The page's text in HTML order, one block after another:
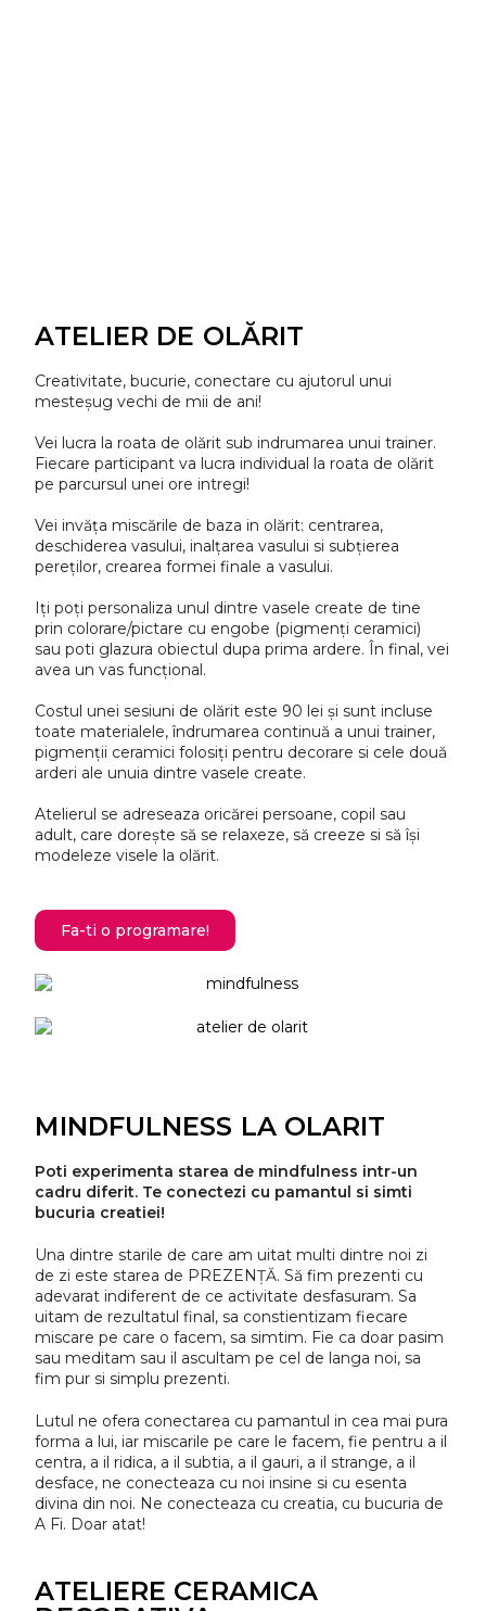
ATELIER DE OLĂRIT
Creativitate, bucurie, conectare cu ajutorul unui
mesteșug vechi de mii de ani!
Vei lucra la roata de olărit sub indrumarea unui trainer.
Fiecare participant va lucra individual la roata de olărit
pe parcursul unei ore intregi!
Vei invăța miscările de baza in olărit: centrarea,
deschiderea vasului, inalțarea vasului si subțierea
pereților, crearea formei finale a vasului.
Iți poți personaliza unul dintre vasele create de tine
prin colorare/pictare cu engobe (pigmenți ceramici)
sau poti glazura obiectul dupa prima ardere. În final, vei
avea un vas funcțional.
Costul unei sesiuni de olărit este 90 lei și sunt incluse
toate materialele, îndrumarea continuă a unui trainer,
pigmenții ceramici folosiți pentru decorare si cele două
arderi ale unuia dintre vasele create.
Atelierul se adreseaza oricărei persoane, copil sau
adult, care dorește să se relaxeze, să creeze si să își
modeleze visele la olărit.
Fa-ti o programare!
MINDFULNESS LA OLARIT
Poti experimenta starea de mindfulness intr-un
cadru diferit. Te conectezi cu pamantul si simti
bucuria creatiei!
Una dintre starile de care am uitat multi dintre noi zi
de zi este starea de PREZENȚĂ. Să fim prezenti cu
adevarat indiferent de ce activitate desfasuram. Sa
uitam de rezultatul final, sa constientizam fiecare
miscare pe care o facem, sa simtim. Fie ca doar pasim
sau meditam sau il ascultam pe cel de langa noi, sa
fim pur si simplu prezenti.
Lutul ne ofera conectarea cu pamantul in cea mai pura
forma a lui, iar miscarile pe care le facem, fie pentru a il
centra, a il ridica, a il subtia, a il gauri, a il strange, a il
desface, ne conecteaza cu noi insine si cu esenta
divina din noi. Ne conecteaza cu creatia, cu bucuria de
A Fi. Doar atat!
ATELIERE CERAMICA